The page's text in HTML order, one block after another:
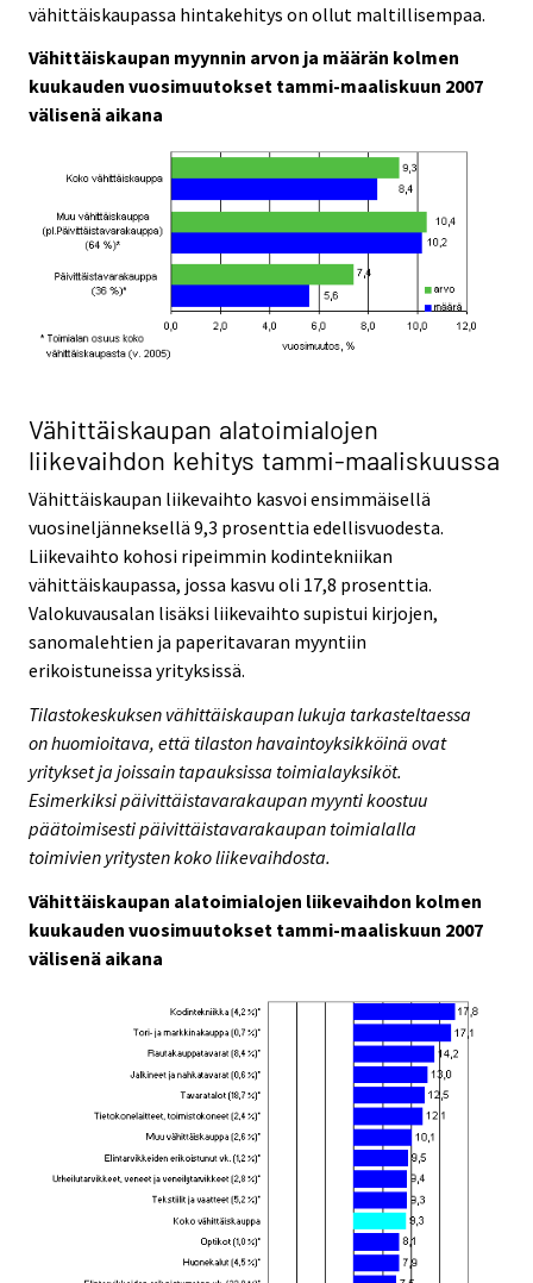
vähittäiskaupassa hintakehitys on ollut maltillisempaa.
Vähittäiskaupan myynnin arvon ja määrän kolmen
kuukauden vuosimuutokset tammi-maaliskuun 2007
välisenä aikana
Vähittäiskaupan alatoimialojen
liikevaihdon kehitys tammi-maaliskuussa
Vähittäiskaupan liikevaihto kasvoi ensimmäisellä
vuosineljänneksellä 9,3 prosenttia edellisvuodesta.
Liikevaihto kohosi ripeimmin kodintekniikan
vähittäiskaupassa, jossa kasvu oli 17,8 prosenttia.
Valokuvausalan lisäksi liikevaihto supistui kirjojen,
sanomalehtien ja paperitavaran myyntiin
erikoistuneissa yrityksissä.
Tilastokeskuksen vähittäiskaupan lukuja tarkasteltaessa
on huomioitava, että tilaston havaintoyksikköinä ovat
yritykset ja joissain tapauksissa toimialayksiköt.
Esimerkiksi päivittäistavarakaupan myynti koostuu
päätoimisesti päivittäistavarakaupan toimialalla
toimivien yritysten koko liikevaihdosta.
Vähittäiskaupan alatoimialojen liikevaihdon kolmen
kuukauden vuosimuutokset tammi-maaliskuun 2007
välisenä aikana